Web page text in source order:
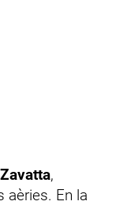
,
aèries. En la